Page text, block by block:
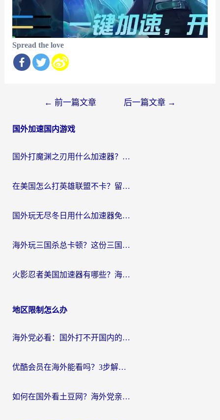
Spread the love
导
← 前一篇文章 后一篇文章 →
国外加速国内游戏
国外打魔渊之刃用什么加速器？2026海外玩家国服游戏加速全攻略（附闪耀暖暖&复苏的魔女避坑指南）
在美国怎么打英雄联盟不卡？留学生亲测的国服游戏加速全攻略
国外玩无尽冬日用什么加速器免费？海外党国服游戏加速避坑指南
海外玩三国杀总卡顿？这份三国杀游戏加速器指南帮你告别延迟烦恼
火影忍者美国加速器有哪些？海外党亲测的国服游戏加速全攻略（含菲律宾玩三国之刃守望黎明技巧）
地区限制怎么办
海外党必看：国外打不开国内的app怎么办？3步解决你的乡愁
优酷会员在海外能看吗？3步解决海外追剧难题，附实测好用加速器推荐
如何在国外看土豆网？海外党亲测有效的追剧加速器选择指南